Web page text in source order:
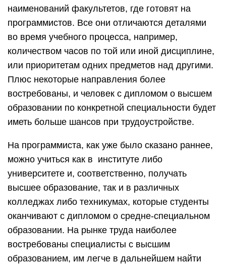
наименований факультетов, где готовят на
программистов. Все они отличаются деталями
во время учебного процесса, например,
количеством часов по той или иной дисциплине,
или приоритетам одних предметов над другими.
Плюс некоторые направления более
востребованы, и человек с дипломом о высшем
образовании по конкретной специальности будет
иметь больше шансов при трудоустройстве.
На программиста, как уже было сказано раннее,
можно учиться как в институте либо
университете и, соответственно, получать
высшее образование, так и в различных
колледжах либо техникумах, которые студенты
оканчивают с дипломом о средне-специальном
образовании. На рынке труда наиболее
востребованы специалисты с высшим
образованием, им легче в дальнейшем найти